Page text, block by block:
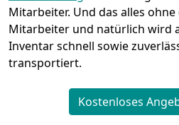
Mitarbeiter. Und das alles
Mitarbeiter und natürlich wird
Inventar schnell sowie
transportiert.
Kostenloses